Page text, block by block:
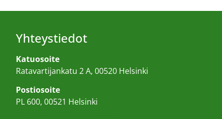
Yhteystiedot
Katuosoite
Ratavartijankatu 2 A, 00520 Helsinki
Postiosoite
PL 600, 00521 Helsinki